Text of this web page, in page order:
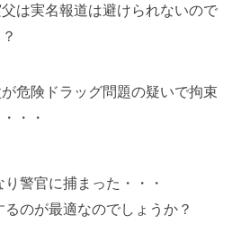
は実名報道は避けられないので
危険ドラッグ問題の疑いで拘束
・・
警官に捕まった・・・
のが最適なのでしょうか？